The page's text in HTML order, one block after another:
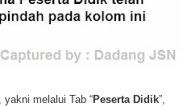
melalui Tab “Peserta Didik”,